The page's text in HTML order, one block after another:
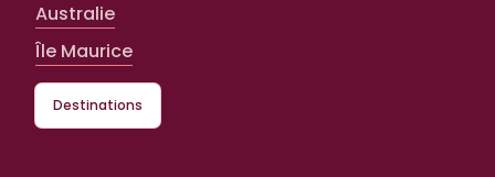
Australie
Île Maurice
Destinations